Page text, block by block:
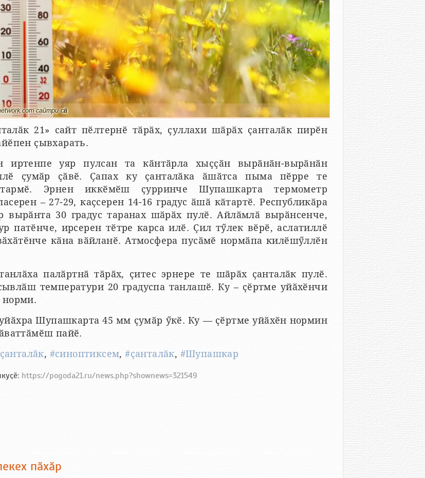
сайтри сӑн
21» сайт пӗлтернӗ тӑрӑх, ҫуллахи шӑрӑх ҫанталӑк пирӗн
ҫывхарать.
иртенпе уяр пулсан та кӑнтӑрла хыҫҫӑн вырӑнӑн-вырӑнӑн
ҫумӑр ҫӑвӗ. Ҫапах ку ҫанталӑка ӑшӑтса пыма пӗрре те
Эрнен иккӗмӗш ҫурринче Шупашкарта термометр
– 27-29, каҫсерен 14-16 градус ӑшӑ кӑтартӗ. Республикӑра
вырӑнта 30 градус таранах шӑрӑх пулӗ. Айлӑмлӑ вырӑнсенче,
патӗнче, ирсерен тӗтре карса илӗ. Ҫил тӳлек вӗрӗ, аслатиллӗ
кӑна вӑйланӗ. Атмосфера пусӑмӗ нормӑпа килӗшӳллӗн
палӑртнӑ тӑрӑх, ҫитес эрнере те шӑрӑх ҫанталӑк пулӗ.
температури 20 градуспа танлашӗ. Ку – ҫӗртме уйӑхӗнчи
норми.
Шупашкарта 45 мм ҫумӑр ӳкӗ. Ку — ҫӗртме уйӑхӗн нормин
пайӗ.
, #синоптиксем,#ҫанталӑк, #Шупашкар
https://pogoda21.ru/news.php?shownews=321549
пӑхӑр